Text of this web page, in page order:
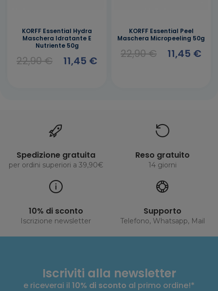
KORFF Essential Hydra
Maschera Idratante E
Nutriente 50g
22,90 € 11,45 €
KORFF Essential Peel
Maschera Micropeeling 50g
22,90 € 11,45 €
Spedizione gratuita
per ordini superiori a 39,90€
Reso gratuito
14 giorni
10% di sconto
Iscrizione newsletter
Supporto
Telefono, Whatsapp, Mail
Iscriviti alla newsletter
e riceverai il 10% di sconto al primo ordine!*